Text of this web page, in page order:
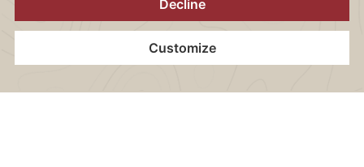
Großzügige Seminarräume für Ihre Tagungen
Wellness & Fitnessbereich
Traditionsreiches Restaurant mit kulinarischer